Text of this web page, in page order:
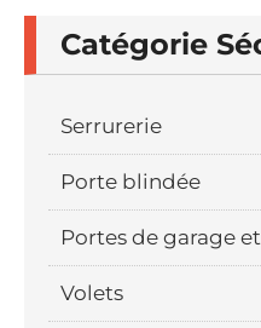
Catégorie
Serrurerie
Porte blindée
Portes de garage
Volets